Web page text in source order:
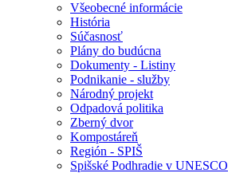
Všeobecné informácie
História
Súčasnosť
Plány do budúcna
Dokumenty - Listiny
Podnikanie - služby
Národný projekt
Odpadová politika
Zberný dvor
Kompostáreň
Región - SPIŠ
Spišské Podhradie v UNESCO